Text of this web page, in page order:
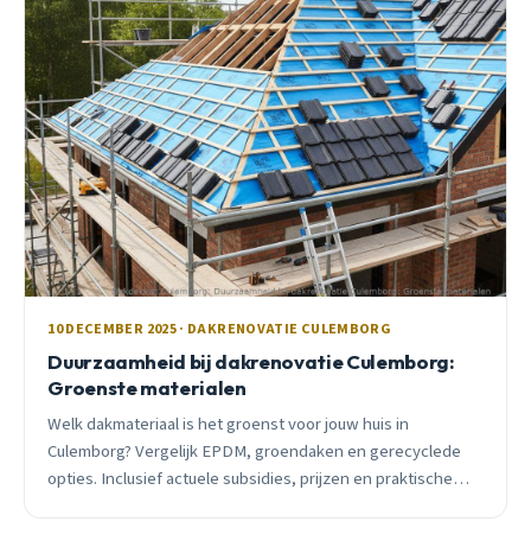
10 DECEMBER 2025 · DAKRENOVATIE CULEMBORG
Duurzaamheid bij dakrenovatie Culemborg:
Groenste materialen
Welk dakmateriaal is het groenst voor jouw huis in
Culemborg? Vergelijk EPDM, groendaken en gerecyclede
opties. Inclusief actuele subsidies, prijzen en praktische